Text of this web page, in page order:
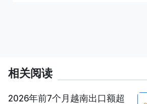
相关阅读
2026年前7个月越南出口额超